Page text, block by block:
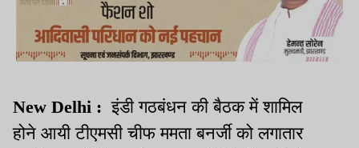
New Delhi : इंडी गठबंधन की बैठक में शामिल
होने आयी टीएमसी चीफ ममता बनर्जी को लगातार